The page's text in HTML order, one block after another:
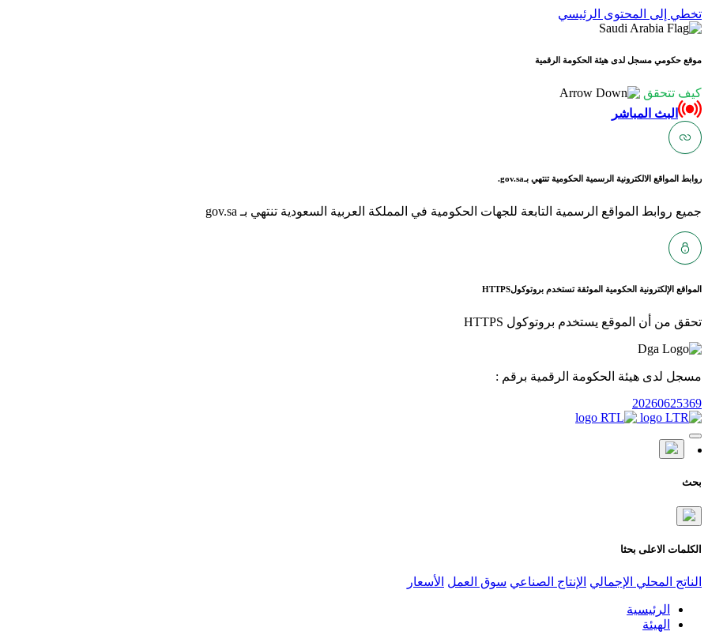
تخطي إلى المحتوى الرئيسي
موقع حكومي مسجل لدى هيئة الحكومة الرقمية
كيف تتحقق
البث المباشر
روابط المواقع الالكترونية الرسمية الحكومية تنتهي بـgov.sa.
جميع روابط المواقع الرسمية التابعة للجهات الحكومية في المملكة العربية السعودية تنتهي بـ gov.sa
المواقع الإلكترونية الحكومية الموثقة تستخدم بروتوكولHTTPS
تحقق من أن الموقع يستخدم بروتوكول HTTPS
مسجل لدى هيئة الحكومة الرقمية برقم :
20260625369
بحث
الكلمات الاعلى بحثا
الناتج المحلي الإجمالي الإنتاج الصناعي سوق العمل الأسعار
الرئيسية
الهيئة